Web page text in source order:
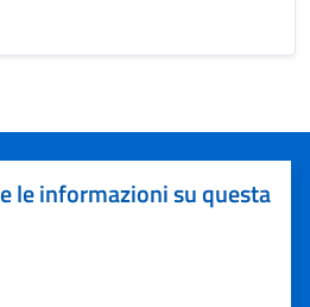
le informazioni su questa